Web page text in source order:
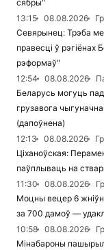
сябры"
13:15
08.08.2026
Севярынец: Трэба
правесці ў рэгіёнах
рэформаў"
12:54
08.08.2026
Беларусь могуць
грузавога
(дапоўнена)
12:13
08.08.2026
Ціханоўская:
паўплываць на
11:30
08.08.2026
Моцны вецер 6
за 700 дамоў —
10:58
08.08.2026
Мінабароны